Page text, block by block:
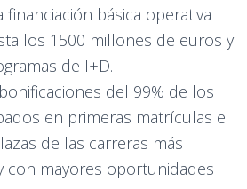
financiación básica operativa
los 1500 millones de euros y
de I+D.
del 99% de los
en primeras matrículas e
de las carreras más
con mayores oportunidades